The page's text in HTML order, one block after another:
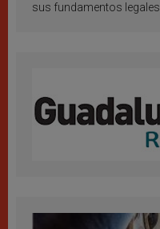
sus fundamentos legales